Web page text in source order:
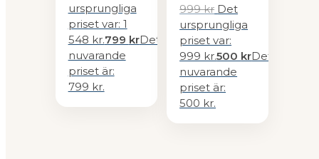
ursprungliga
priset var: 1
548 kr.799 krDet
nuvarande
priset är:
799 kr.
999kr Det
ursprungliga
priset var:
999 kr.500 krDet
nuvarande
priset är:
500 kr.